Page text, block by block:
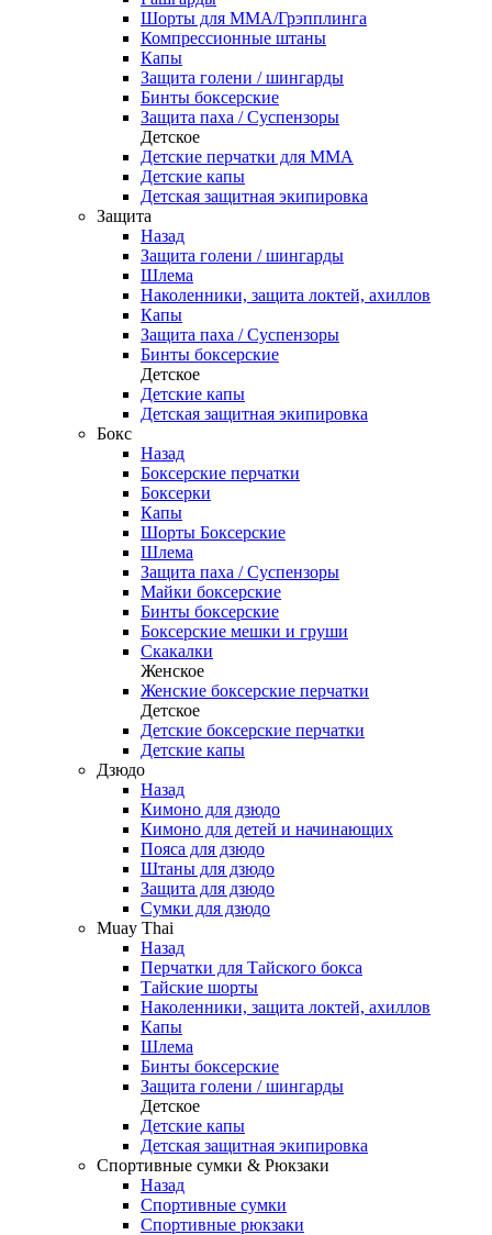
Шорты для ММА/Грэпплинга
Компрессионные штаны
Капы
Защита голени / шингарды
Бинты боксерские
Защита паха / Суспензоры
Детское
Детские перчатки для ММА
Детские капы
Детская защитная экипировка
Защита
Назад
Защита голени / шингарды
Шлема
Наколенники, защита локтей, ахиллов
Капы
Защита паха / Суспензоры
Бинты боксерские
Детское
Детские капы
Детская защитная экипировка
Бокс
Назад
Боксерские перчатки
Боксерки
Капы
Шорты Боксерские
Шлема
Защита паха / Суспензоры
Майки боксерские
Бинты боксерские
Боксерские мешки и груши
Скакалки
Женское
Женские боксерские перчатки
Детское
Детские боксерские перчатки
Детские капы
Дзюдо
Назад
Кимоно для дзюдо
Кимоно для детей и начинающих
Пояса для дзюдо
Штаны для дзюдо
Защита для дзюдо
Сумки для дзюдо
Muay Thai
Назад
Перчатки для Тайского бокса
Тайские шорты
Наколенники, защита локтей, ахиллов
Капы
Шлема
Бинты боксерские
Защита голени / шингарды
Детское
Детские капы
Детская защитная экипировка
Спортивные сумки & Рюкзаки
Назад
Спортивные сумки
Спортивные рюкзаки